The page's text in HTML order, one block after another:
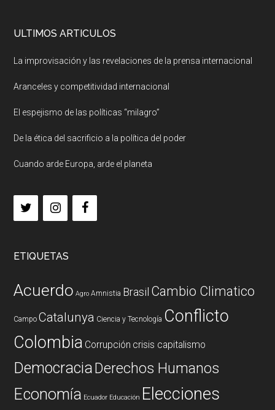
ULTIMOS ARTICULOS
La improvisación y las revelaciones de la prensa internacional
Aranceles y competitividad internacional
El espejismo de las políticas “milagro”
De la ética del sacrificio a la política del poder
Cuando arde Europa, arde el planeta
ETIQUETAS
Acuerdo Agro Amnistia Brasil Cambio Climatico
Campo Catalunya Ciencia y Tecnología Conflicto
Colombia Corrupción crisis capitalismo
DemocraciaDerechos Humanos
Economía Ecuador Educación Elecciones